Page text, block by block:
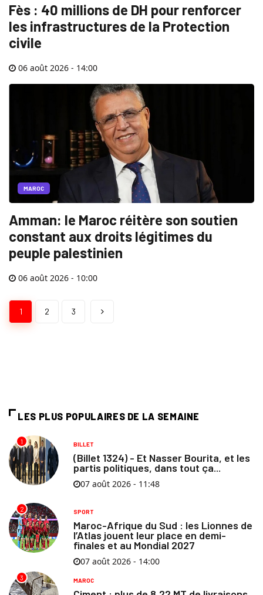
Fès : 40 millions de DH pour renforcer
les infrastructures de la Protection
civile
06 août 2026 - 14:00
MAROC
Amman: le Maroc réitère son soutien
constant aux droits légitimes du
peuple palestinien
06 août 2026 - 10:00
1 2 3
LES PLUS POPULAIRES DE LA SEMAINE
1 BILLET
(Billet 1324) - Et Nasser Bourita, et les
partis politiques, dans tout ça...
07 août 2026 - 11:48
2 SPORT
Maroc-Afrique du Sud : les Lionnes de
l’Atlas jouent leur place en demi-
finales et au Mondial 2027
07 août 2026 - 14:00
3 MAROC